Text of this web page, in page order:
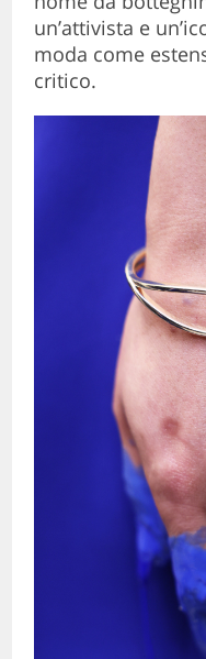
un’attivista e
moda come
critico.